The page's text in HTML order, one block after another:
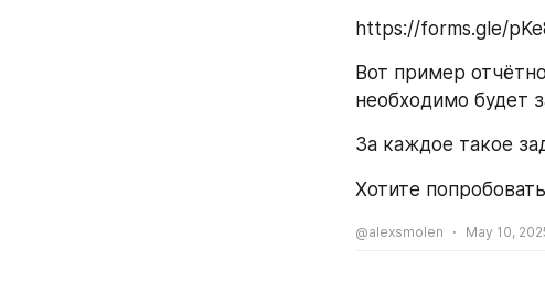
https://forms.gle/
Вот пример
необходимо будет
За каждое такое
Хотите
@alexsmolen May 10,